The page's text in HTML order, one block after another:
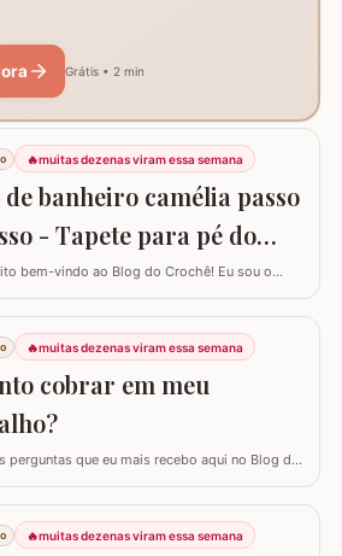
Grátis • 2 min
🔥muitas dezenas viram essa semana
de banheiro camélia passo
- Tapete para pé do
bem-vindo ao Blog do Crochê! Eu sou o
para o pé do vaso sanitário. Este passo
foi elaborado com muito carinho para que você
seu jogo de banheiro com perfeição. É uma
encaixe preciso e um…
🔥muitas dezenas viram essa semana
cobrar em meu
perguntas que eu mais recebo aqui no Blog do
estrada, é: "Samuel, quanto eu devo cobrar
peças?". Eu sei que muitas vezes o medo
o valor justo e não vender fala mais alto, mas
🔥muitas dezenas viram essa semana